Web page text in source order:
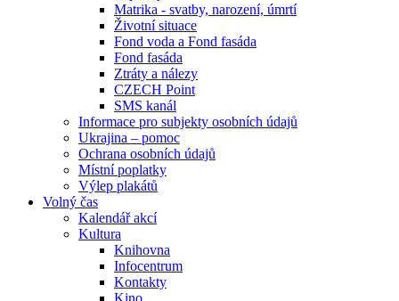
Matrika - svatby, narození, úmrtí
Životní situace
Fond voda a Fond fasáda
Fond fasáda
Ztráty a nálezy
CZECH Point
SMS kanál
Informace pro subjekty osobních údajů
Ukrajina – pomoc
Ochrana osobních údajů
Místní poplatky
Výlep plakátů
Volný čas
Kalendář akcí
Kultura
Knihovna
Infocentrum
Kontakty
Kino